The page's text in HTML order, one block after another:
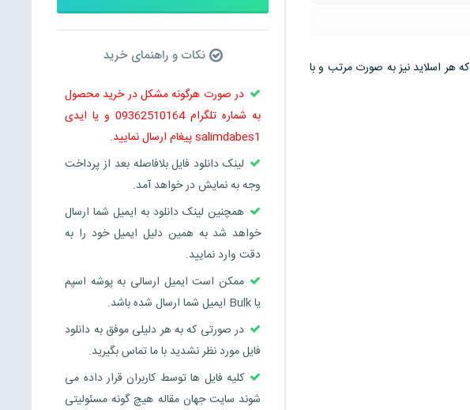
تنظیم و تهیه شده است که هر اسلاید نیز به صورت مرتب و با
نکات و راهنمای خرید
در صورت هرگونه مشکل در خرید محصول
به شماره تلگرام 09362510164 و یا ایدی
salimdabes1 پیغام ارسال نمایید.
لینک دانلود فایل بلافاصله بعد از پرداخت
وجه به نمایش در خواهد آمد.
همچنین لینک دانلود به ایمیل شما ارسال
خواهد شد به همین دلیل ایمیل خود را به
دقت وارد نمایید.
ممکن است ایمیل ارسالی به پوشه اسپم
یا Bulk ایمیل شما ارسال شده باشد.
در صورتی که به هر دلیلی موفق به دانلود
فایل مورد نظر نشدید با ما تماس بگیرید.
کلیه فایل ها توسط کاربران قرار داده می
شوند سایت جهان مقاله هیچ گونه مسئولیتی